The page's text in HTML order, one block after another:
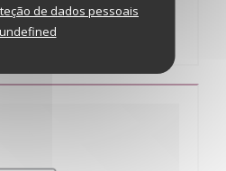
de dados pessoais
undefined
NOVA JANELA))